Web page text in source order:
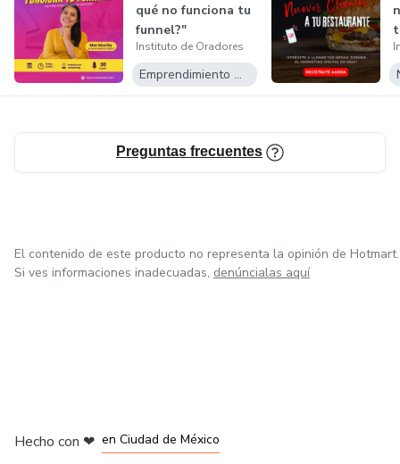
qué no funciona tu
funnel?"
Instituto de Oradores
Emprendimiento Digital
Preguntas frecuentes
El contenido de este producto no representa la opinión de Hotmart.
Si ves informaciones inadecuadas, denúncialas aquí
Hecho con ❤ en Ciudad de México